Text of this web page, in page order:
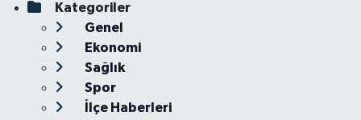
Kategoriler
Genel
Ekonomi
Sağlık
Spor
İlçe Haberleri